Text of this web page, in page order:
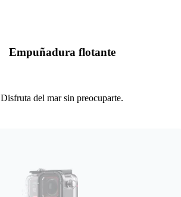
Empuñadura flotante
Disfruta del mar sin preocuparte.